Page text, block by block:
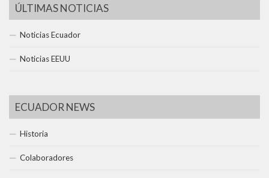
ÚLTIMAS NOTICIAS
Noticias Ecuador
Noticias EEUU
ECUADOR NEWS
Historia
Colaboradores